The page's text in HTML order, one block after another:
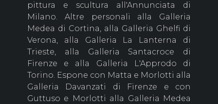
pittura e scultura all'Annunciata di
Milano. Altre personali alla Galleria
Medea di Cortina, alla Galleria Ghelfi di
Verona, alla Galleria La Lanterna di
Trieste, alla Galleria Santacroce di
Firenze e alla Galleria L'Approdo di
Torino. Espone con Matta e Morlotti alla
Galleria Davanzati di Firenze e con
Guttuso e Morlotti alla Galleria Medea